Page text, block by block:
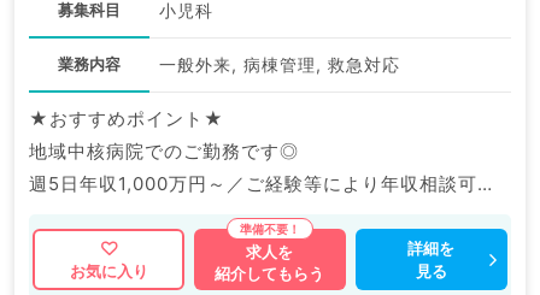
募集科目 小児科
業務内容 一般外来, 病棟管理, 救急対応
★おすすめポイント★
地域中核病院でのご勤務です◎
週5日年収1,000万円～／ご経験等により年収相談可能
マイナビDOCTORでは病院やクリニックなどの医療機
お気に入り
求人を
紹介してもらう
詳細を
見る